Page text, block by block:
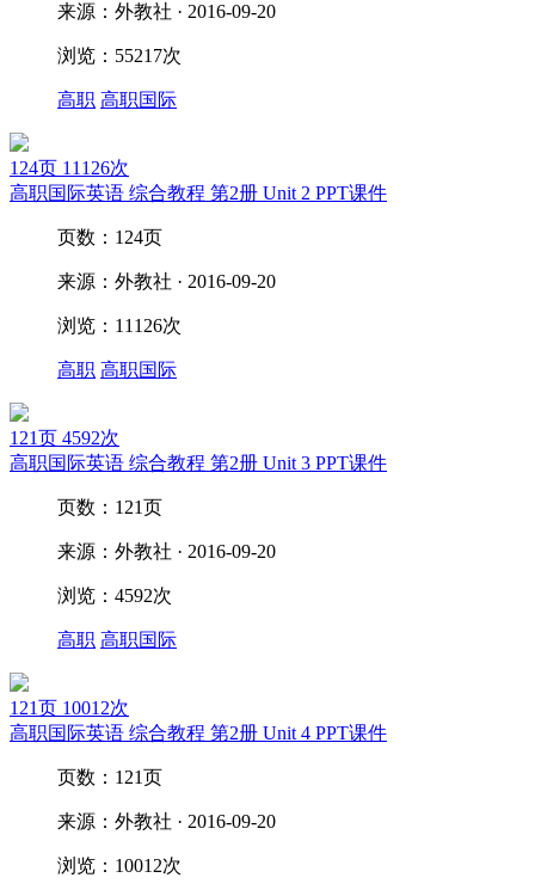
来源：外教社 · 2016-09-20
浏览：55217次
高职 高职国际
124页 11126次
高职国际英语 综合教程 第2册 Unit 2 PPT课件
页数：124页
来源：外教社 · 2016-09-20
浏览：11126次
高职 高职国际
121页 4592次
高职国际英语 综合教程 第2册 Unit 3 PPT课件
页数：121页
来源：外教社 · 2016-09-20
浏览：4592次
高职 高职国际
121页 10012次
高职国际英语 综合教程 第2册 Unit 4 PPT课件
页数：121页
来源：外教社 · 2016-09-20
浏览：10012次